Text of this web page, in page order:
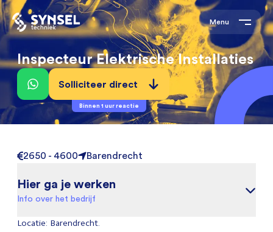
Menu
Inspecteur Elektrische Installaties
Solliciteer direct
Binnen 1 uur reactie
2650 - 4600 Barendrecht
Hier ga je werken
Info over het bedrijf
Locatie: Barendrecht.